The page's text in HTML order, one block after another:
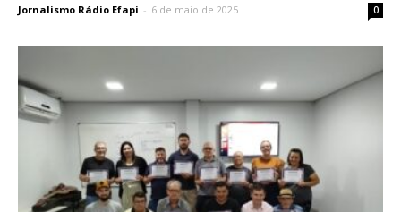
Jornalismo Rádio Efapi - 6 de maio de 2025 0